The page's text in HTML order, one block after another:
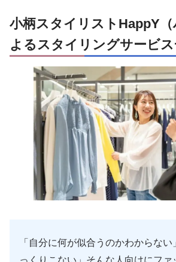
小柄スタイリストHappY
よるスタイリングサービ
「自分に何が似合うのかわからな
っくりこない」そんな人向けにフ